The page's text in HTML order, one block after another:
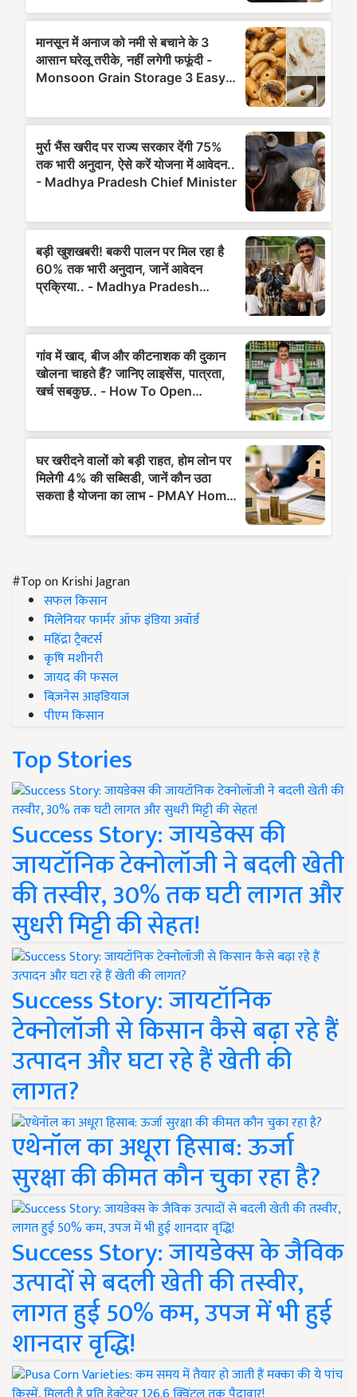
#Top on Krishi Jagran
सफल किसान
मिलेनियर फार्मर ऑफ इंडिया अवॉर्ड
महिंद्रा ट्रैक्टर्स
कृषि मशीनरी
जायद की फसल
बिज़नेस आइडियाज
पीएम किसान
Top Stories
Success Story: जायडेक्स की
जायटॉनिक टेक्नोलॉजी ने बदली खेती
की तस्वीर, 30% तक घटी लागत और
सुधरी मिट्टी की सेहत!
Success Story: जायटॉनिक
टेक्नोलॉजी से किसान कैसे बढ़ा रहे हैं
उत्पादन और घटा रहे हैं खेती की
लागत?
एथेनॉल का अधूरा हिसाब: ऊर्जा
सुरक्षा की कीमत कौन चुका रहा है?
Success Story: जायडेक्स के जैविक
उत्पादों से बदली खेती की तस्वीर,
लागत हुई 50% कम, उपज में भी हुई
शानदार वृद्धि!